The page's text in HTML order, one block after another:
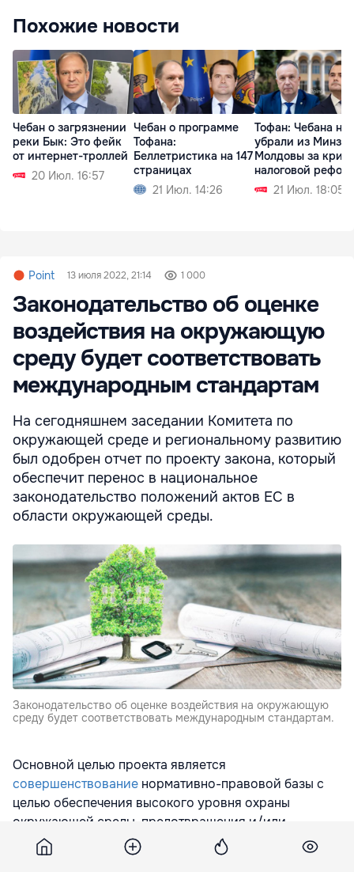
Похожие новости
Чебан о загрязнении
реки Бык: Это фейк
от интернет-троллей
20 Июл. 16:57
Чебан о программе
Тофана:
Беллетристика на 147
страницах
21 Июл. 14:26
Тофан: Чебана не
убрали из
Молдовы за
налоговой
21 Июл. 18:05
Point 13 июля 2022, 21:14 1 000
Законодательство об оценке
воздействия на окружающую
среду будет соответствовать
международным стандартам
На сегодняшнем заседании Комитета по
окружающей среде и региональному развитию
был одобрен отчет по проекту закона, который
обеспечит перенос в национальное
законодательство положений актов ЕС в
области окружающей среды.
Законодательство об оценке воздействия на окружающую
среду будет соответствовать международным стандартам.
Основной целью проекта является
совершенствование нормативно-правовой базы с
целью обеспечения высокого уровня охраны
окружающей среды, предотвращения и/или
смягчения негативного воздействия на окружающую
среду, в том числе на здоровье человека и